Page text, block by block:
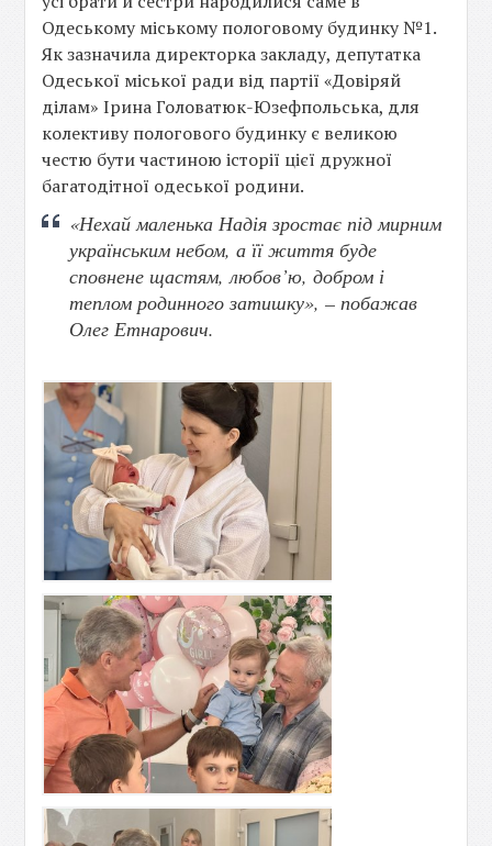
Одеському міському пологовому будинку №1.
Як зазначила директорка закладу, депутатка
Одеської міської ради від партії «Довіряй
ділам» Ірина Головатюк-Юзефпольська, для
колективу пологового будинку є великою
честю бути частиною історії цієї дружної
багатодітної одеської родини.
«Нехай маленька Надія зростає під мирним
українським небом, а її життя буде
сповнене щастям, любов’ю, добром і
теплом родинного затишку», – побажав
Олег Етнарович.